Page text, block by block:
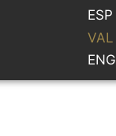
ESP
VAL
ENG